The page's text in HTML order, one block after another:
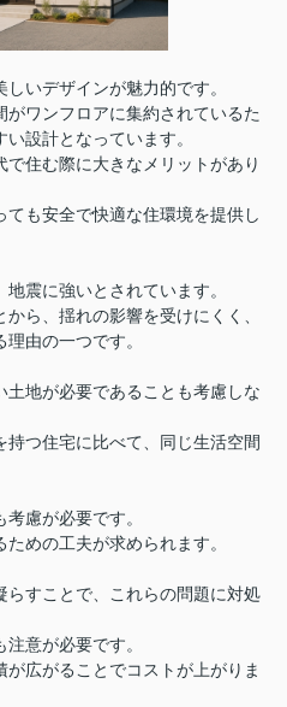
いデザインが魅力的です。
ワンフロアに集約されているた
設計となっています。
住む際に大きなメリットがあり
も安全で快適な住環境を提供し
震に強いとされています。
ら、揺れの影響を受けにくく、
由の一つです。
地が必要であることも考慮しな
つ住宅に比べて、同じ生活空間
慮が必要です。
めの工夫が求められます。
らすことで、これらの問題に対処
意が必要です。
広がることでコストが上がりま